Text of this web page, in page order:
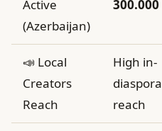
Active
(Azerbaijan)
300.000
📣 Local
Creators
Reach
High in-
diaspora
reach